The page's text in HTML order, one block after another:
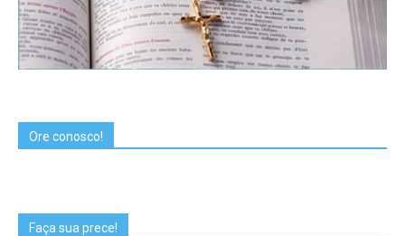
Ore conosco!
Faça sua prece!